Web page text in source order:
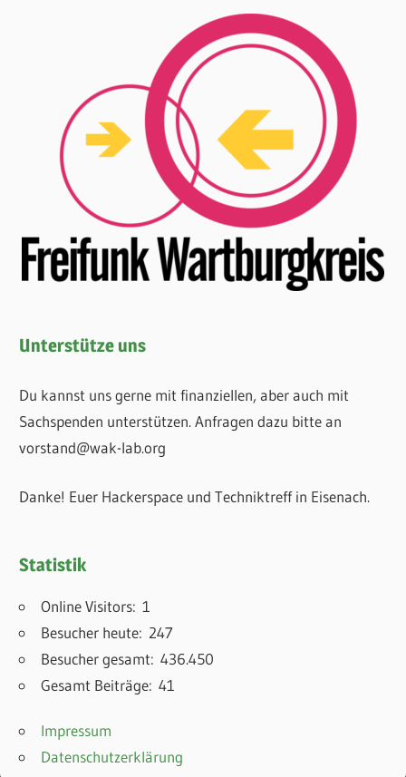
Unterstütze uns
Du kannst uns gerne mit finanziellen, aber auch mit
Sachspenden unterstützen. Anfragen dazu bitte an
vorstand@wak-lab.org
Danke! Euer Hackerspace und Techniktreff in Eisenach.
Statistik
Online Visitors:1
Besucher heute: 247
Besucher gesamt:436.450
Gesamt Beiträge:41
Impressum
Datenschutzerklärung